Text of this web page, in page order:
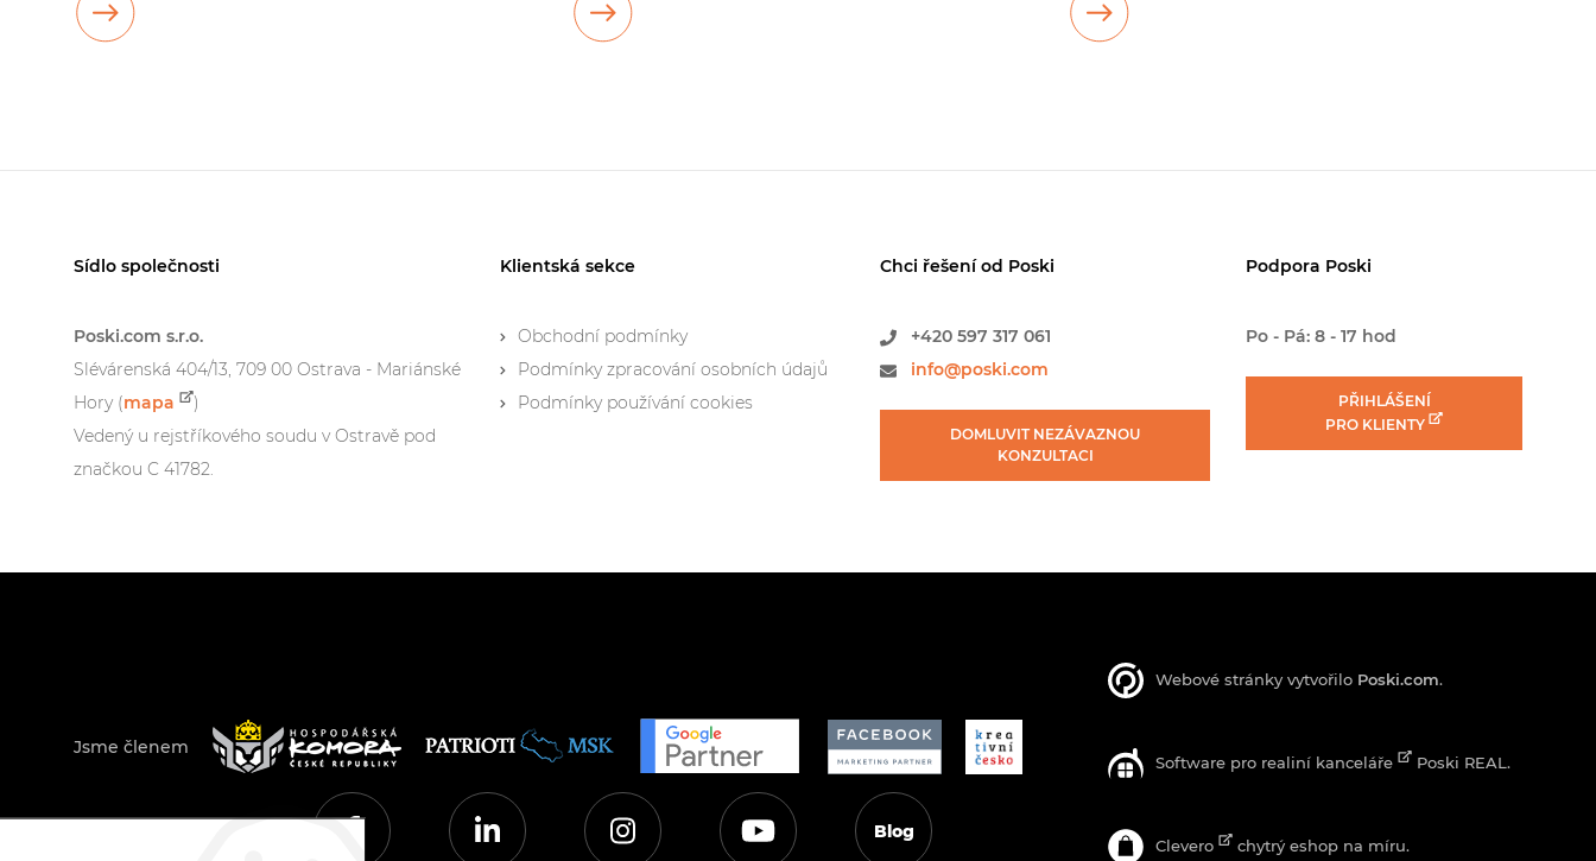
Sídlo společnosti
Poski.com s.r.o.
Slévárenská 404/13, 709 00 Ostrava - Mariánské
Hory (mapa
)
Vedený u rejstříkového soudu v Ostravě pod
značkou C 41782.
Klientská sekce
Obchodní podmínky
Podmínky zpracování osobních údajů
Podmínky používání cookies
Chci řešení od Poski
+420597 317 061
info@poski.com
DOMLUVIT NEZÁVAZNOU
KONZULTACI
Podpora Poski
Po - Pá: 8 - 17 hod
PŘIHLÁŠENÍ
PRO KLIENTY
Blog
Jsme členem
Webové stránky vytvořilo Poski.com.
Software pro realiní kanceláře Poski REAL.
Clevero chytrý eshop na míru.